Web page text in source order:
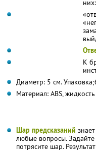
них:
К
Диаметр: 5 см.
Материал: ABS, жидкость
Шар предсказаний
любые вопросы.
потрясите шар.